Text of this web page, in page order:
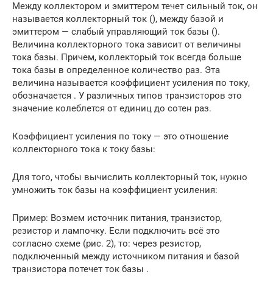
Между коллектором и эмиттером течет сильный ток, он
называется коллекторный ток (), между базой и
эмиттером — слабый управляющий ток базы ().
Величина коллекторного тока зависит от величины
тока базы. Причем, коллекторый ток всегда больше
тока базы в определенное количество раз. Эта
величина называется коэффициент усиления по току,
обозначается . У различных типов транзисторов это
значение колеблется от единиц до сотен раз.
Коэффициент усиления по току — это отношение
коллекторного тока к току базы:
Для того, чтобы вычислить коллекторный ток, нужно
умножить ток базы на коэффициент усиления:
Пример: Возмем источник питания, транзистор,
резистор и лампочку. Если подключить всё это
согласно схеме (рис. 2), то: через резистор,
подключенный между источником питания и базой
транзистора потечет ток базы .